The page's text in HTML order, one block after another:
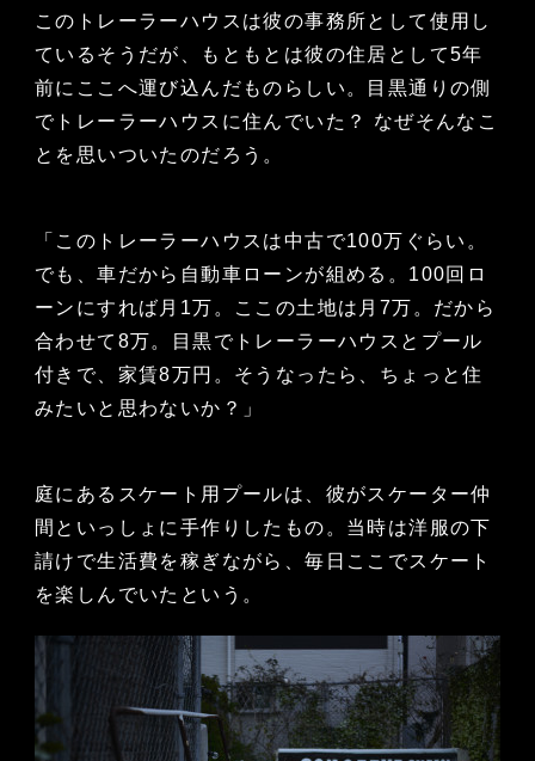
このトレーラーハウスは彼の事務所として使用し
ているそうだが、もともとは彼の住居として5年
前にここへ運び込んだものらしい。目黒通りの側
でトレーラーハウスに住んでいた？ なぜそんなこ
とを思いついたのだろう。
「このトレーラーハウスは中古で100万ぐらい。
でも、車だから自動車ローンが組める。100回ロ
ーンにすれば月1万。ここの土地は月7万。だから
合わせて8万。目黒でトレーラーハウスとプール
付きで、家賃8万円。そうなったら、ちょっと住
みたいと思わないか？」
庭にあるスケート用プールは、彼がスケーター仲
間といっしょに手作りしたもの。当時は洋服の下
請けで生活費を稼ぎながら、毎日ここでスケート
を楽しんでいたという。